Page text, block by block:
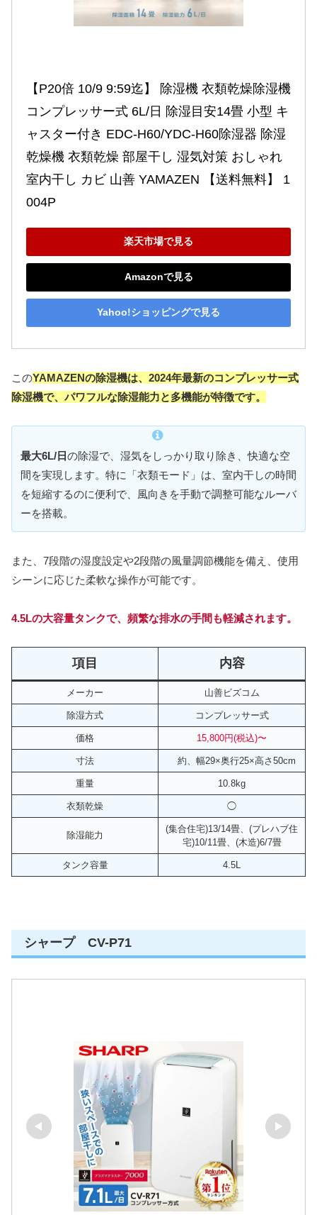
【P20倍 10/9 9:59迄】 除湿機 衣類乾燥除湿機
コンプレッサー式 6L/日 除湿目安14畳 小型 キ
ャスター付き EDC-H60/YDC-H60除湿器 除湿
乾燥機 衣類乾燥 部屋干し 湿気対策 おしゃれ
室内干し カビ 山善 YAMAZEN 【送料無料】 1
004P
楽天市場で見る
Amazonで見る
Yahoo!ショッピングで見る
このYAMAZENの除湿機は、2024年最新のコンプレッサー式
除湿機で、パワフルな除湿能力と多機能が特徴です。
最大6L/日の除湿で、湿気をしっかり取り除き、快適な空
間を実現します。特に「衣類モード」は、室内干しの時間
を短縮するのに便利で、風向きを手動で調整可能なルーバ
ーを搭載。
また、7段階の湿度設定や2段階の風量調節機能を備え、使用
シーンに応じた柔軟な操作が可能です。
4.5Lの大容量タンクで、頻繁な排水の手間も軽減されます。
項目 内容
メーカー 山善ビズコム
除湿方式 コンプレッサー式
価格 15,800円(税込)〜
寸法 約、幅29×奥行25×高さ50cm
重量 10.8kg
衣類乾燥 ◯
除湿能力
(集合住宅)13/14畳、(プレハブ住
宅)10/11畳、(木造)6/7畳
タンク容量 4.5L
シャープ CV-P71